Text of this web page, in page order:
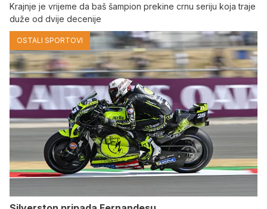
Krajnje je vrijeme da baš šampion prekine crnu seriju koja traje
duže od dvije decenije
OSTALI SPORTOVI